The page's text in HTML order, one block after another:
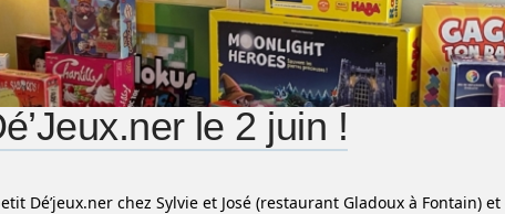
le 2 juin !
Dé’jeux.ner chez Sylvie et José (restaurant Gladoux à Fontain)